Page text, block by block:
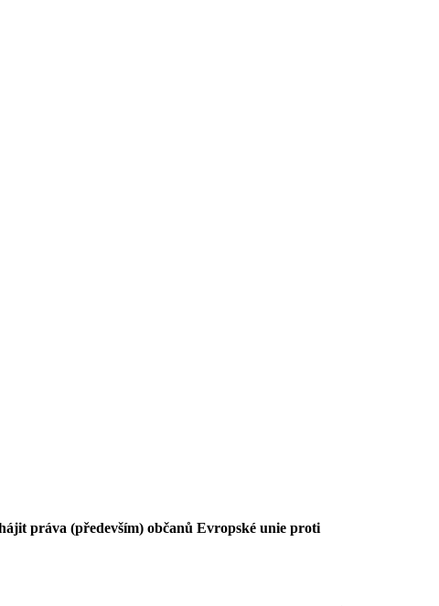
práva (především) občanů Evropské unie proti